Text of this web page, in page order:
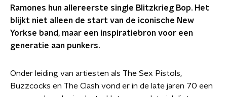
Ramones hun allereerste single Blitzkrieg Bop. Het
blijkt niet alleen de start van de iconische New
Yorkse band, maar een inspiratiebron voor een
generatie aan punkers.
Onder leiding van artiesten als The Sex Pistols,
Buzzcocks en The Clash vond er in de late jaren 70 een